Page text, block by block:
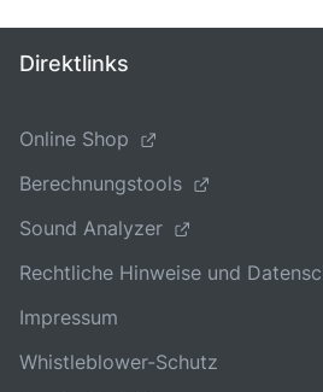
Direktlinks
Online Shop
Berechnungstools
Sound Analyzer
Rechtliche Hinweise und
Impressum
Whistleblower-Schutz